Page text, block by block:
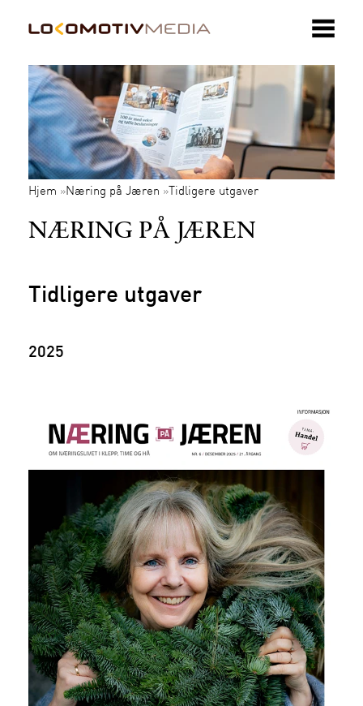
Hjem »Næring på Jæren »Tidligere utgaver
NÆRING PÅ JÆREN
Tidligere utgaver
2025